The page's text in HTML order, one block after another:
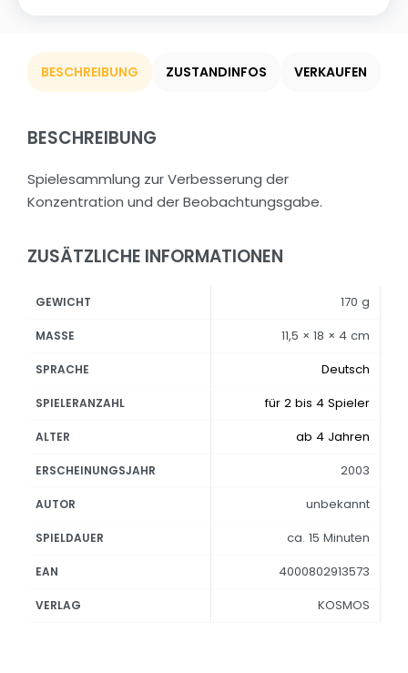
BESCHREIBUNG ZUSTANDINFOS VERKAUFEN
BESCHREIBUNG
Spielesammlung zur Verbesserung der
Konzentration und der Beobachtungsgabe.
ZUSÄTZLICHE INFORMATIONEN
GEWICHT 170 g
MASSE 11,5 × 18 × 4 cm
SPRACHE Deutsch
SPIELERANZAHL für 2 bis 4 Spieler
ALTER ab 4 Jahren
ERSCHEINUNGSJAHR 2003
AUTOR unbekannt
SPIELDAUER ca. 15 Minuten
EAN 4000802913573
VERLAG KOSMOS